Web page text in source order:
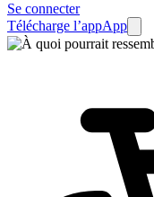
Se connecter
Télécharge l’appApp